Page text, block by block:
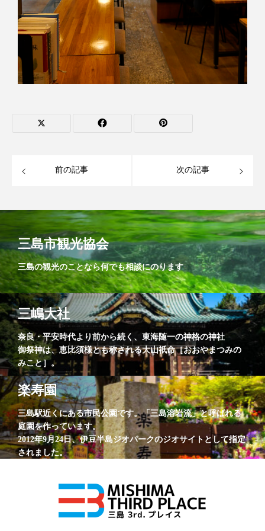
前の記事 次の記事
三島市観光協会
三島の観光のことなら何でも相談にのります
三嶋大社
奈良・平安時代より前から続く、東海随一の神格の神社
御祭神は、恵比須様とも称される大山祇命［おおやまつみの
みこと］。
楽寿園
三島駅近くにある市民公園です。「三島溶岩流」と呼ばれる
庭園を作っています。
2012年9月24日、伊豆半島ジオパークのジオサイトとして指定
されました。